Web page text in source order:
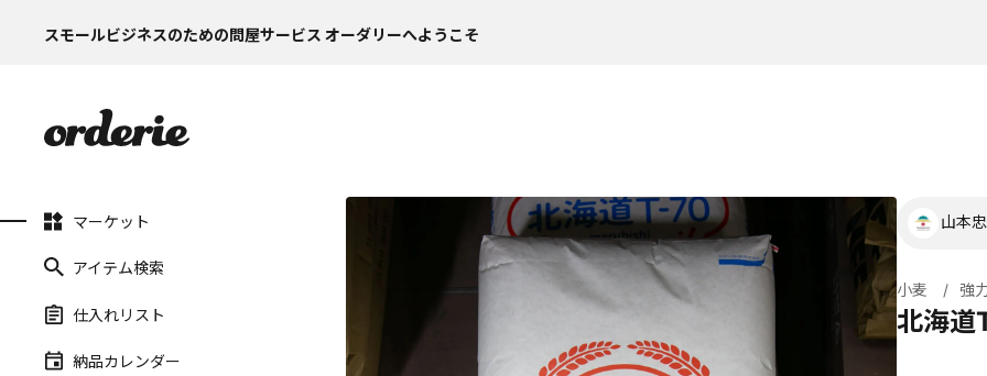
スモールビジネスのための問屋サービス オーダリーへようこそ
マーケット
アイテム検索
仕入れリスト
納品カレンダー
山本
小麦 強
北海道